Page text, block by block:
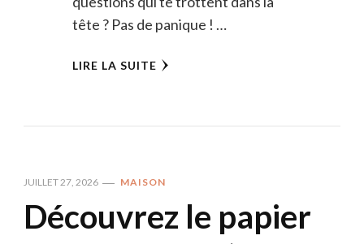
tête ? Pas de panique ! …
LIRE LA SUITE
JUILLET 27, 2026 MAISON
Découvrez le papier